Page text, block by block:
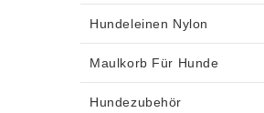
Hundeleinen Nylon
Maulkorb Für Hunde
Hundezubehör